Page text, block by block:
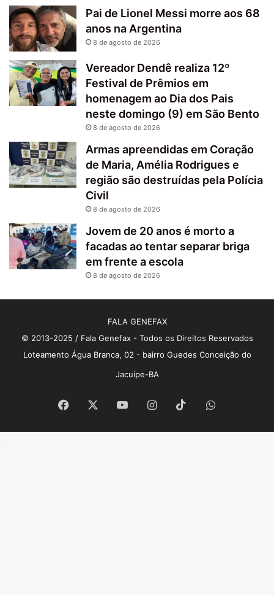
Pai de Lionel Messi morre aos 68
anos na Argentina
8 de agosto de 2026
Vereador Dendê realiza 12º
Festival de Prêmios em
homenagem ao Dia dos Pais
neste domingo (9) em São Bento
8 de agosto de 2026
Armas apreendidas em Coração
de Maria, Amélia Rodrigues e
região são destruídas pela Polícia
Civil
8 de agosto de 2026
Jovem de 20 anos é morto a
facadas ao tentar separar briga
em frente a escola
8 de agosto de 2026
FALA GENEFAX
© 2013-2025 / Fala Genefax - Todos os Direitos Reservados
Loteamento Água Branca, 02 - bairro Guedes Conceição do
Jacuípe-BA
Facebook YouTubeInstagram
TikTokWhatsApp